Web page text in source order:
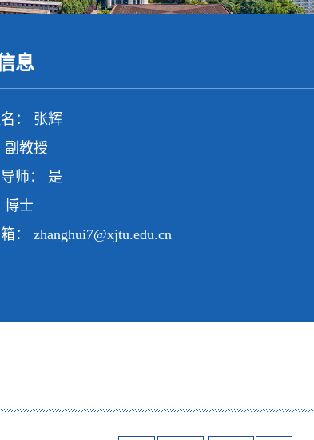
息
： 张辉
副教授
师： 是
博士
： zhanghui7@xjtu.edu.cn